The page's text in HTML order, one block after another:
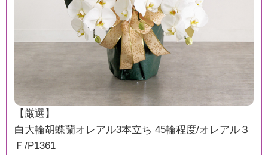
【厳選】
白大輪胡蝶蘭オレアル3本立ち 45輪程度/オレアル３
Ｆ/P1361